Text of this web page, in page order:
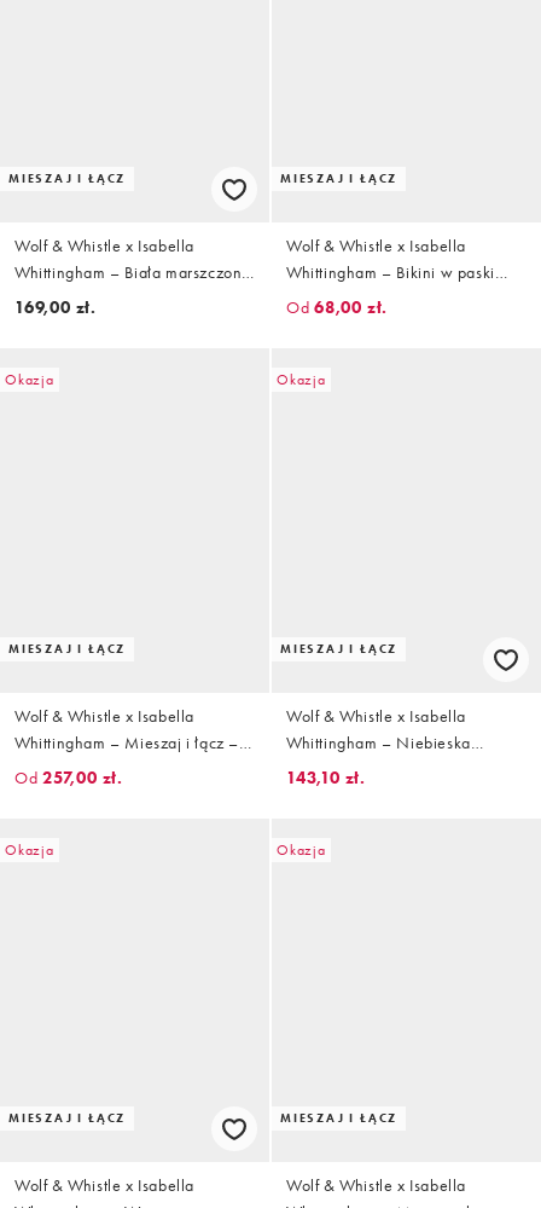
MIESZAJ I ŁĄCZ
Wolf & Whistle x Isabella
Whittingham – Biała marszczona
góra od bikini z fiszbinami
169,00 zł.
MIESZAJ I ŁĄCZ
Wolf & Whistle x Isabella
Whittingham – Bikini w paski
zebry z ozdobnym pierścieniem
Od 68,00 zł.
Okazja
MIESZAJ I ŁĄCZ
Wolf & Whistle x Isabella
Whittingham – Mieszaj i łącz –
Niebieskie bikini
Od 257,00 zł.
Okazja
MIESZAJ I ŁĄCZ
Wolf & Whistle x Isabella
Whittingham – Niebieska
fakturowana góra od bikini z
143,10 zł.
Okazja
MIESZAJ I ŁĄCZ
Wolf & Whistle x Isabella
Okazja
MIESZAJ I ŁĄCZ
Wolf & Whistle x Isabella